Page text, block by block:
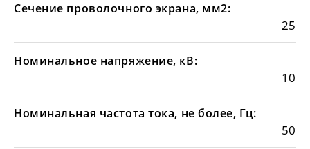
Сечение проволочного экрана, мм2:
25
Номинальное напряжение, кВ:
10
Номинальная частота тока, не более, Гц:
50